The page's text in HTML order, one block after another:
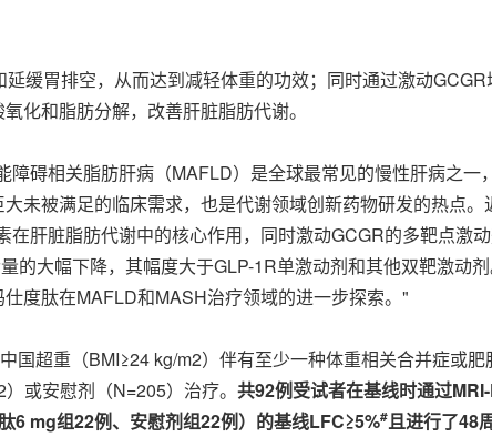
缓胃排空，从而达到减轻体重的功效；同时通过激动GCGR
化和脂肪分解，改善肝脏脂肪代谢。
障碍相关脂肪肝病（MAFLD）是全球最常见的慢性肝病之一
未被满足的临床需求，也是代谢领域创新药物研发的热点
肝脏脂肪代谢中的核心作用，同时激动GCGR的多靶点激
的大幅下降，其幅度大于GLP-1R单激动剂和其他双靶激动
度肽在MAFLD和MASH治疗领域的进一步探索。"
超重（BMI≥24 kg/m2）伴有至少一种体重相关合并症或
或安慰剂（N=205）治疗。 共92例受试者在基线时通过
6 mg组22例、安慰剂组22例）的基线LFC≥5%#且进行了48